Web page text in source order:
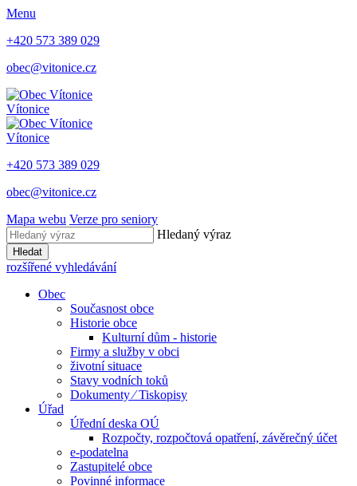
Menu
+420 573 389 029
obec@vitonice.cz
Vítonice
Vítonice
+420 573 389 029
obec@vitonice.cz
Mapa webu Verze pro seniory
Hledaný výraz
Hledat
rozšířené vyhledávání
Obec
Současnost obce
Historie obce
Kulturní dům - historie
Firmy a služby v obci
životní situace
Stavy vodních toků
Dokumenty ⁄ Tiskopisy
Úřad
Úřední deska OÚ
Rozpočty, rozpočtová opatření, závěrečný účet
e-podatelna
Zastupitelé obce
Povinné informace